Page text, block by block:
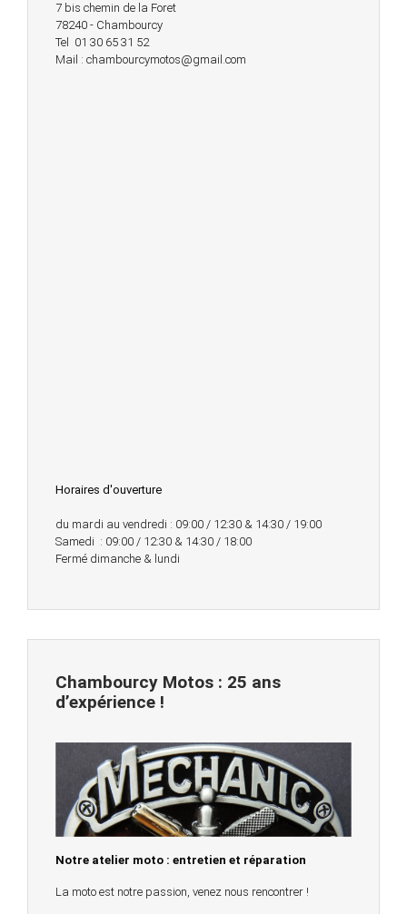
7 bis chemin de la Foret
78240 - Chambourcy
Tel 01 30 65 31 52
Mail : chambourcymotos@gmail.com
Horaires d'ouverture
du mardi au vendredi : 09:00 / 12:30 & 14:30 / 19:00
Samedi : 09:00 / 12:30 & 14:30 / 18:00
Fermé dimanche & lundi
Chambourcy Motos : 25 ans
d’expérience !
Notre atelier moto : entretien et réparation
La moto est notre passion, venez nous rencontrer !